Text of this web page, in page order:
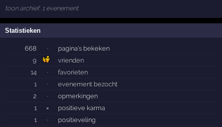
toon archief, 1 evenement
Statistieken
668 ·
pagina's bekeken
9
vrienden
14
·
favorieten
1
·
evenement bezocht
2
·
opmerkingen
1
×
positieve karma
1
· positieveling